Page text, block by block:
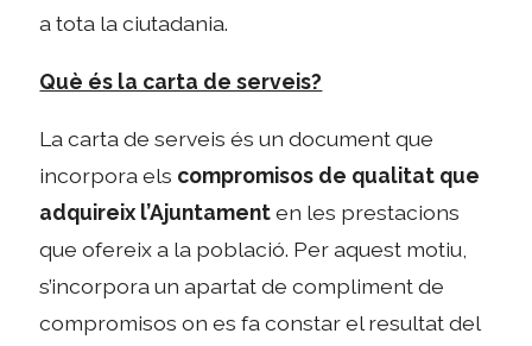
a tota la ciutadania.
Què és la carta de serveis?
La carta de serveis és un document que
incorpora els compromisos de qualitat que
adquireix l’Ajuntamenten les prestacions
que ofereix a la població. Per aquest motiu,
s’incorpora un apartat de compliment de
compromisos on es fa constar el resultat del